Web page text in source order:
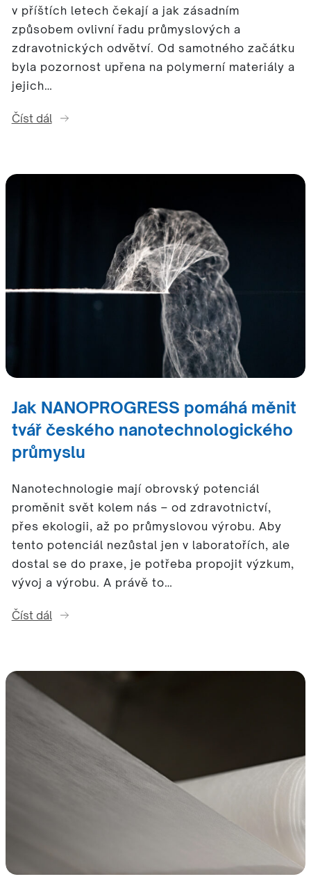
v příštích letech čekají a jak zásadním
způsobem ovlivní řadu průmyslových a
zdravotnických odvětví. Od samotného začátku
byla pozornost upřena na polymerní materiály a
jejich…
Číst dál
Jak NANOPROGRESS pomáhá měnit
tvář českého nanotechnologického
průmyslu
Nanotechnologie mají obrovský potenciál
proměnit svět kolem nás – od zdravotnictví,
přes ekologii, až po průmyslovou výrobu. Aby
tento potenciál nezůstal jen v laboratořích, ale
dostal se do praxe, je potřeba propojit výzkum,
vývoj a výrobu. A právě to…
Číst dál